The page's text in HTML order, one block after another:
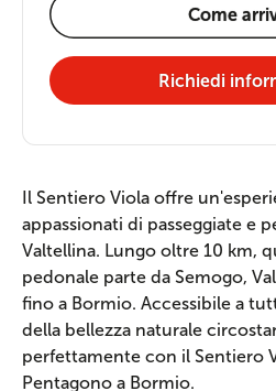
Il Sentiero Viola offre
appassionati di passeggiate e
Valtellina. Lungo oltre 10 km,
pedonale parte da Semogo,
fino a Bormio. Accessibile a
della bellezza naturale
perfettamente con il Sentiero
Pentagono a Bormio.
Come
Richiedi